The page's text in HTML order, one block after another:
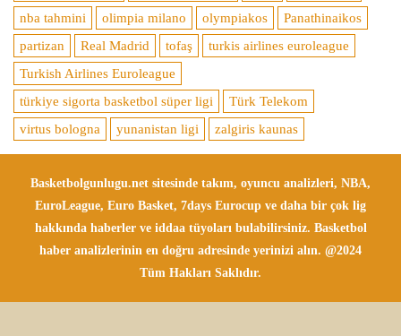
nba tahmini
olimpia milano olympiakos
Panathinaikos
partizan
Real Madrid tofaş
turkis airlines euroleague
Turkish Airlines Euroleague
türkiye sigorta basketbol süper ligi
Türk Telekom
virtus bologna
yunanistan ligi zalgiris kaunas
Basketbolgunlugu.net sitesinde takım, oyuncu analizleri, NBA,
EuroLeague, Euro Basket, 7days Eurocup ve daha bir çok lig
hakkında haberler ve iddaa tüyoları bulabilirsiniz. Basketbol
haber analizlerinin en doğru adresinde yerinizi alın. @2024
Tüm Hakları Saklıdır.